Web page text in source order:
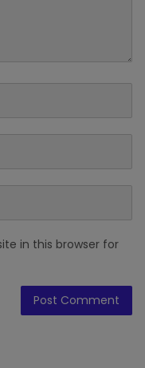
in this browser for